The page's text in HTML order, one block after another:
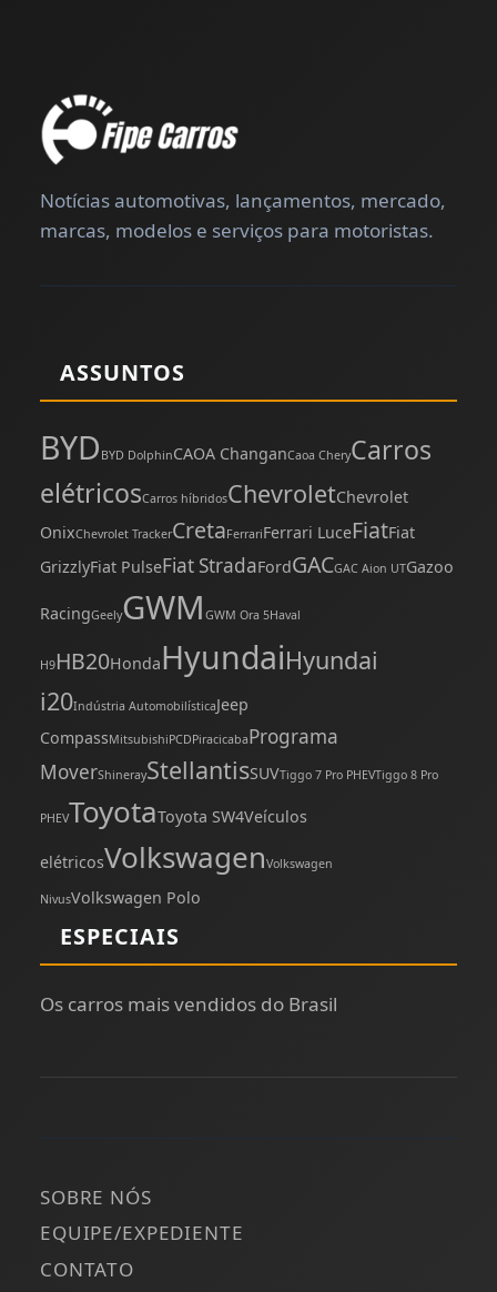
Notícias automotivas, lançamentos, mercado,
marcas, modelos e serviços para motoristas.
ASSUNTOS
BYD BYD DolphinCAOA ChanganCaoa CheryCarros
elétricosCarros híbridosChevroletChevrolet
OnixChevrolet TrackerCretaFerrariFerrari LuceFiatFiat
GrizzlyFiat PulseFiat StradaFordGACGAC Aion UTGazoo
RacingGeelyGWM GWM Ora 5Haval
H9HB20HondaHyundaiHyundai
i20Indústria AutomobilísticaJeep
CompassMitsubishiPCDPiracicabaPrograma
MoverShinerayStellantisSUVTiggo 7 Pro PHEVTiggo 8 Pro
PHEVToyotaToyota SW4Veículos
elétricosVolkswagenVolkswagen
NivusVolkswagen Polo
ESPECIAIS
Os carros mais vendidos do Brasil
SOBRE NÓS
EQUIPE/EXPEDIENTE
CONTATO